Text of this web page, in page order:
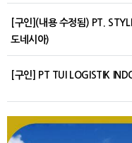
[구인](내용 수정됨) PT.
도네시아)
[구인] PT TUI LOGISTIK